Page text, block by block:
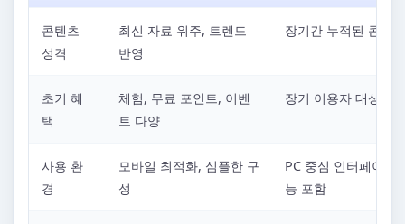
콘텐츠
성격
최신 자료 위주, 트렌드
반영
장기간 누적된 콘텐
초기 혜
택
체험, 무료 포인트, 이벤
트 다양
장기 이용자 대상 혜
사용 환
경
모바일 최적화, 심플한 구
성
PC 중심 인터페이스,
능 포함